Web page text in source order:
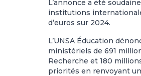
L’annonce a été
institutions
d’euros sur 2024.
L’UNSA Éducation
ministériels de 691
Recherche et 180
priorités en renvoyant